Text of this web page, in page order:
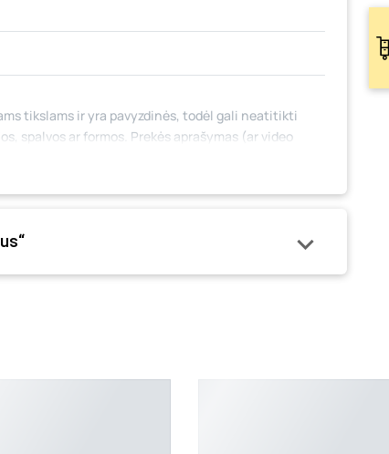
tikslams ir yra pavyzdinės, todėl gali neatitikti
spalvos ar formos. Prekės aprašymas (ar video
nebūtinai paminėtos visos prekės savybės. Prekių